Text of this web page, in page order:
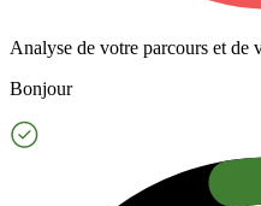
Analyse de votre parcours et de
Bonjour